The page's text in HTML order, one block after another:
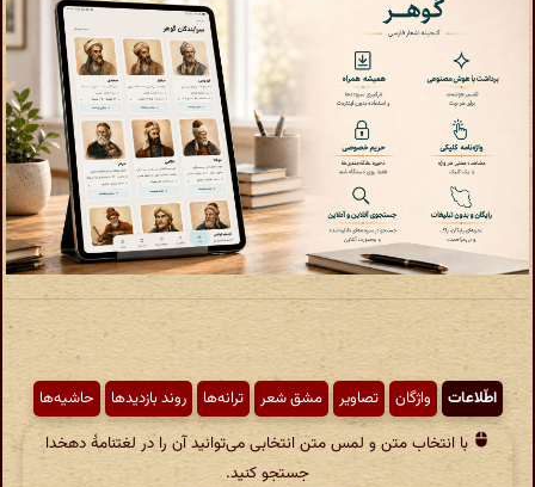
اطّلاعات واژگان تصاویر مشق شعر ترانه‌ها روند بازدیدها حاشیه‌ها
با انتخاب متن و لمس متن انتخابی می‌توانید آن را در لغتنامهٔ دهخدا
جستجو کنید.